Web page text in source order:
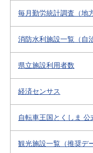
毎月勤労統計調査（地
消防水利施設一覧（自
県立施設利用者数
経済センサス
自転車王国とくしま 公
観光施設一覧（推奨デ